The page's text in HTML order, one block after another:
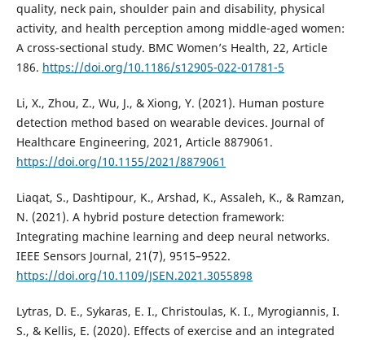
quality, neck pain, shoulder pain and disability, physical
activity, and health perception among middle-aged women:
A cross-sectional study. BMC Women’s Health, 22, Article
186. https://doi.org/10.1186/s12905-022-01781-5
Li, X., Zhou, Z., Wu, J., & Xiong, Y. (2021). Human posture
detection method based on wearable devices. Journal of
Healthcare Engineering, 2021, Article 8879061.
https://doi.org/10.1155/2021/8879061
Liaqat, S., Dashtipour, K., Arshad, K., Assaleh, K., & Ramzan,
N. (2021). A hybrid posture detection framework:
Integrating machine learning and deep neural networks.
IEEE Sensors Journal, 21(7), 9515–9522.
https://doi.org/10.1109/JSEN.2021.3055898
Lytras, D. E., Sykaras, E. I., Christoulas, K. I., Myrogiannis, I.
S., & Kellis, E. (2020). Effects of exercise and an integrated